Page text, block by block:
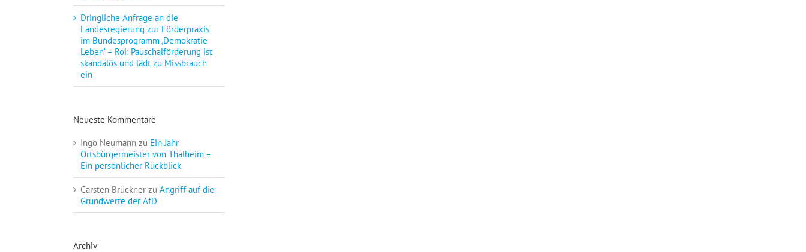
Dringliche Anfrage an die
Landesregierung zur Förderpraxis
im Bundesprogramm ‚Demokratie
Leben‘ – Roi: Pauschalförderung ist
skandalös und lädt zu Missbrauch
ein
Neueste Kommentare
Ingo Neumann zu Ein Jahr
Ortsbürgermeister von Thalheim –
Ein persönlicher Rückblick
Carsten Brückner zu Angriff auf die
Grundwerte der AfD
Archiv